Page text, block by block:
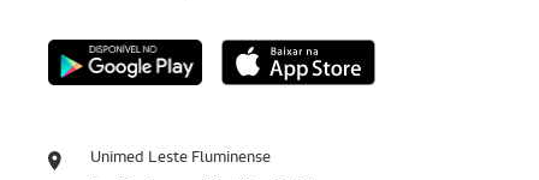
Unimed Leste Fluminense